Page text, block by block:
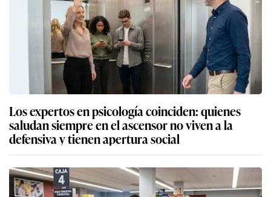
Los expertos en psicología coinciden: quienes
saludan siempre en el ascensor no viven a la
defensiva y tienen apertura social